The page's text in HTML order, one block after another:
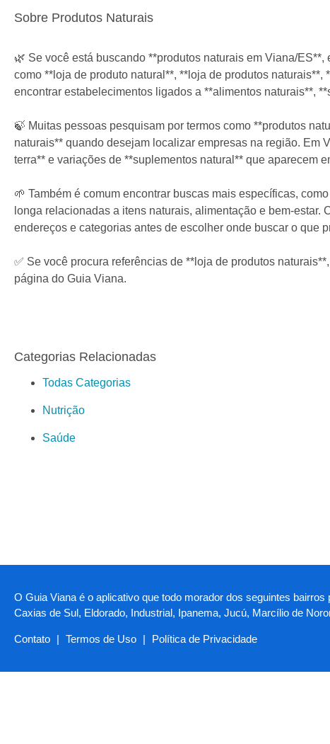
Sobre Produtos Naturais
🌿 Se você está buscando **produtos naturais em Viana/
como **loja de produto natural**, **loja de produtos
encontrar estabelecimentos ligados a **alimentos naturais**,
🍃 Muitas pessoas pesquisam por termos como **produtos
naturais** quando desejam localizar empresas na região. Em
terra** e variações de **suplementos natural** que aparecem
🌱 Também é comum encontrar buscas mais específicas,
longa relacionadas a itens naturais, alimentação e bem-
endereços e categorias antes de escolher onde buscar o que
✅ Se você procura referências de **loja de produtos
página do Guia Viana.
Categorias Relacionadas
Todas Categorias
Nutrição
Saúde
O Guia Viana é o aplicativo que todo morador dos seguintes
Caxias de Sul, Eldorado, Industrial, Ipanema, Jucú, Marcílio de
Contato | Termos de Uso | Política de Privacidade